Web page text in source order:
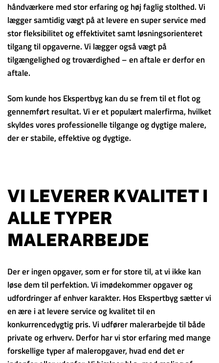
håndværkere med stor erfaring og høj faglig stolthed. Vi
lægger samtidig vægt på at levere en super service med
stor fleksibilitet og effektivitet samt løsningsorienteret
tilgang til opgaverne. Vi lægger også vægt på
tilgængelighed og troværdighed – en aftale er derfor en
aftale.
Som kunde hos Ekspertbyg kan du se frem til et flot og
gennemført resultat. Vi er et populært malerfirma, hvilket
skyldes vores professionelle tilgange og dygtige malere,
der er stabile, effektive og dygtige.
VI LEVERER KVALITET I
ALLE TYPER
MALERARBEJDE
Der er ingen opgaver, som er for store til, at vi ikke kan
løse dem til perfektion. Vi imødekommer opgaver og
udfordringer af enhver karakter. Hos Ekspertbyg sætter vi
en ære i at levere service og kvalitet til en
konkurrencedygtig pris. Vi udfører malerarbejde til både
private og erhverv. Derfor har vi stor erfaring med mange
forskellige typer af maleropgaver, hvad end det er